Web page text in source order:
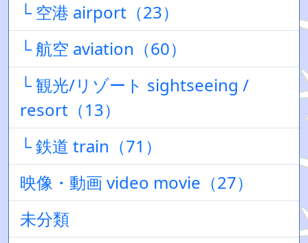
└ 空港 airport（23）
└ 航空 aviation（60）
└ 観光/リゾート sightseeing /
resort（13）
└ 鉄道 train（71）
映像・動画 video movie（27）
未分類